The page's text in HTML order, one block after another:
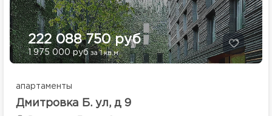
222 088 750 руб
1 975 000 рубза 1 кв.м.
апартаменты
Дмитровка Б. ул, д 9